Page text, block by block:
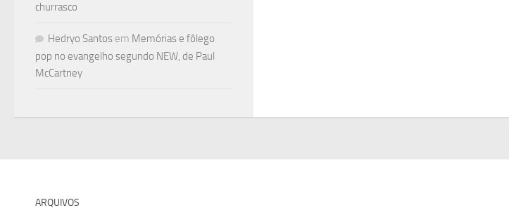
churrasco
Hedryo Santos em Memórias e fôlego
pop no evangelho segundo NEW, de Paul
McCartney
ARQUIVOS